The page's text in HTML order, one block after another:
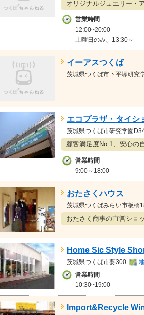
オリジナルジュエリー・
営業時間
12:00~20:00
土曜日のみ、13:30～
イーアスつくば
茨城県つくば市下平塚研究
エコプラザ・タイシ
茨城県つくば市研究学園
顧客満足度No.1、安心の
営業時間
9:00～18:00
おたさくハウス
茨城県つくばみらい市板橋
おたさく商事の直営ショ
Home Sic Style
茨城県つくば市要300
営業時間
10:30~19:00
Import&Recycle